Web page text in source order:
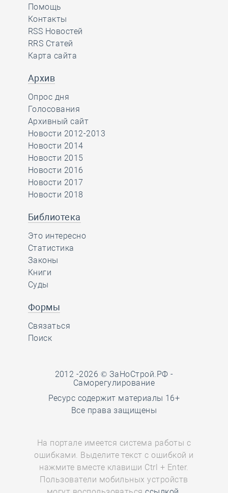
Помощь
Контакты
RSS Новостей
RRS Статей
Карта сайта
Архив
Опрос дня
Голосования
Архивный сайт
Новости 2012-2013
Новости 2014
Новости 2015
Новости 2016
Новости 2017
Новости 2018
Библиотека
Это интересно
Статистика
Законы
Книги
Суды
Формы
Связаться
Поиск
2012 -2026 © ЗаНоСтрой.РФ -
Саморегулирование
Ресурс содержит материалы 16+
Все права защищены
На портале имеется система работы с
ошибками. Выделите текст с ошибкой и
нажмите вместе клавиши Ctrl + Enter.
Пользователи мобильных устройств